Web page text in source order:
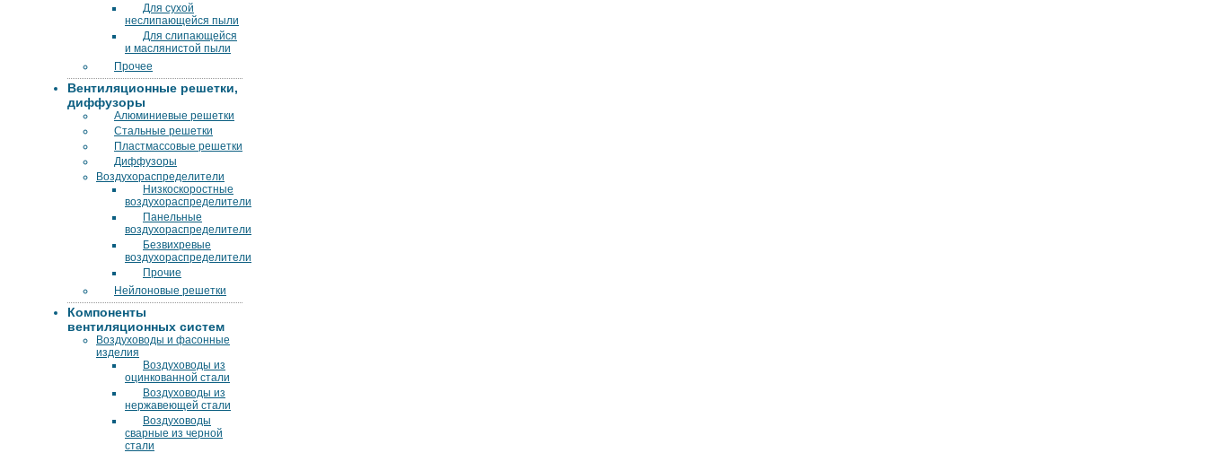
Для сухой
неслипающейся пыли
Для слипающейся
и маслянистой пыли
Прочее
Вентиляционные решетки,
диффузоры
Алюминиевые решетки
Стальные решетки
Пластмассовые решетки
Диффузоры
Воздухораспределители
Низкоскоростные
воздухораспределители
Панельные
воздухораспределители
Безвихревые
воздухораспределители
Прочие
Нейлоновые решетки
Компоненты
вентиляционных систем
Воздуховоды и фасонные
изделия
Воздуховоды из
оцинкованной стали
Воздуховоды из
нержавеющей стали
Воздуховоды
сварные из черной
стали